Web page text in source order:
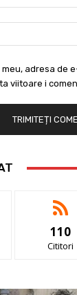
adresa de
viitoare i
110
Cititori